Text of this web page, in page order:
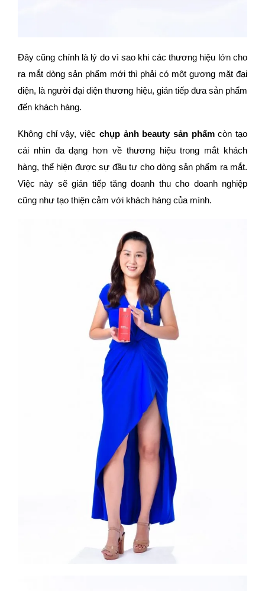
Đây cũng chính là lý do vì sao khi các thương hiệu lớn cho
ra mắt dòng sản phẩm mới thì phải có một gương mặt đại
diện, là người đại diện thương hiệu, gián tiếp đưa sản phẩm
đến khách hàng.
Không chỉ vậy, việc chụp ảnh beauty sản phẩmcòn tạo
cái nhìn đa dạng hơn về thương hiệu trong mắt khách
hàng, thể hiện được sự đầu tư cho dòng sản phẩm ra mắt.
Việc này sẽ gián tiếp tăng doanh thu cho doanh nghiệp
cũng như tạo thiện cảm với khách hàng của mình.